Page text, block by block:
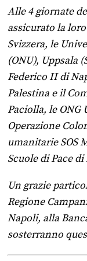
Alle 4 giornate
assicurato la
Svizzera, le
(ONU), Uppsala
Federico II di
Palestina e il
Paciolla, le ONG
Operazione
umanitarie SOS
Scuole di Pace
Un grazie
Regione
Napoli, alla
sosterranno